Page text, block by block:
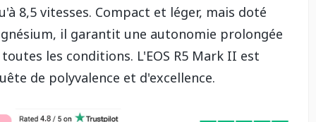
8,5 vitesses. Compact et léger, mais doté
il garantit une autonomie prolongée
les conditions. L'EOS R5 Mark II est
de polyvalence et d'excellence.